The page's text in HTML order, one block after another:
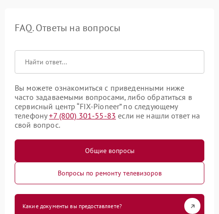
FAQ. Ответы на вопросы
Вы можете ознакомиться с приведенными ниже
часто задаваемыми вопросами, либо обратиться в
сервисный центр “FIX-Pioneer” по следующему
телефону+7 (800) 301-55-83 если не нашли ответ на
свой вопрос.
Общие вопросы
Вопросы по ремонту телевизоров
Какие документы вы предоставляете?